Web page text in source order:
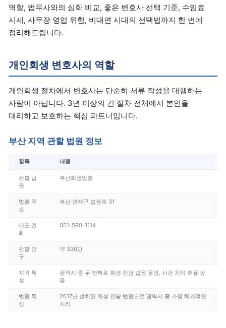
역할, 법무사와의 심화 비교, 좋은 변호사 선택 기준, 수임료
시세, 사무장 영업 위험, 비대면 시대의 선택법까지 한 번에
정리해드립니다.
개인회생 변호사의 역할
개인회생 절차에서 변호사는 단순히 서류 작성을 대행하는
사람이 아닙니다. 3년 이상의 긴 절차 전체에서 본인을
대리하고 보호하는 핵심 파트너입니다.
부산 지역 관할 법원 정보
항목 내용
관할 법
원
부산회생법원
법원 주
소
부산 연제구 법원로 31
대표 전
화
051-590-1114
관할 인
구
약 330만
지역 특
성
광역시 중 두 번째로 회생 전담 법원 운영, 사건 처리 효율 높
음
법원 특
성
2017년 설치된 회생 전담 법원으로 광역시 중 가장 체계적인
처리